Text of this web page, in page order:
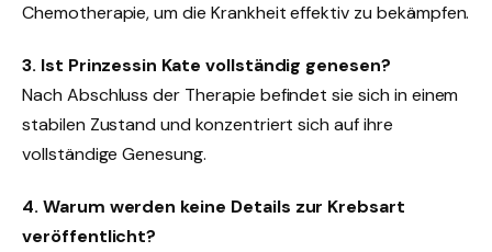
Chemotherapie, um die Krankheit effektiv zu bekämpfen.
3. Ist Prinzessin Kate vollständig genesen?
Nach Abschluss der Therapie befindet sie sich in einem
stabilen Zustand und konzentriert sich auf ihre
vollständige Genesung.
4. Warum werden keine Details zur Krebsart
veröffentlicht?